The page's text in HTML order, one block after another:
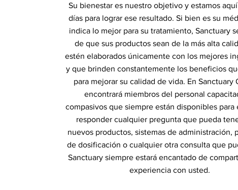
Su bienestar es nuestro objetivo y estamos
días para lograr ese resultado. Si bien es su
indica lo mejor para su tratamiento, Sanctuary
de que sus productos sean de la más alta
estén elaborados únicamente con los mejores
y que brinden constantemente los beneficios
para mejorar su calidad de vida. En Sanctuary
encontrará miembros del personal
compasivos que siempre están disponibles para
responder cualquier pregunta que pueda
nuevos productos, sistemas de administración,
de dosificación o cualquier otra consulta que
Sanctuary siempre estará encantado de
experiencia con usted.